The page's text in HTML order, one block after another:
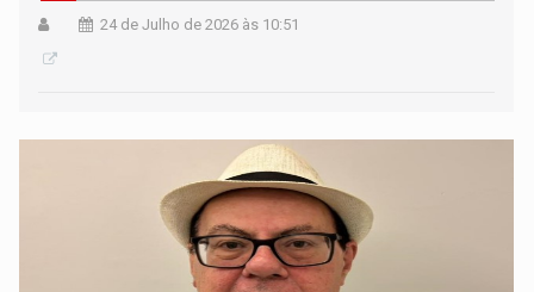
24 de Julho de 2026 às 10:51